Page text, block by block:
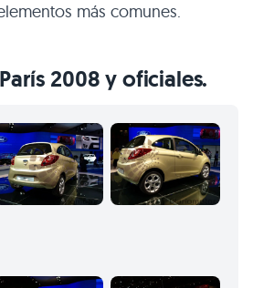
más comunes.
2008 y oficiales.